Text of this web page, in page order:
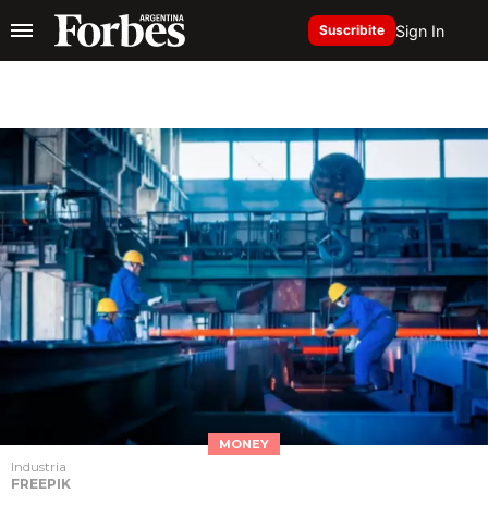
Suscribite Sign In
MONEY
Industria
FREEPIK